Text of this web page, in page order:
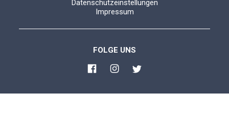
Datenschutzeinstellungen
Impressum
FOLGE UNS